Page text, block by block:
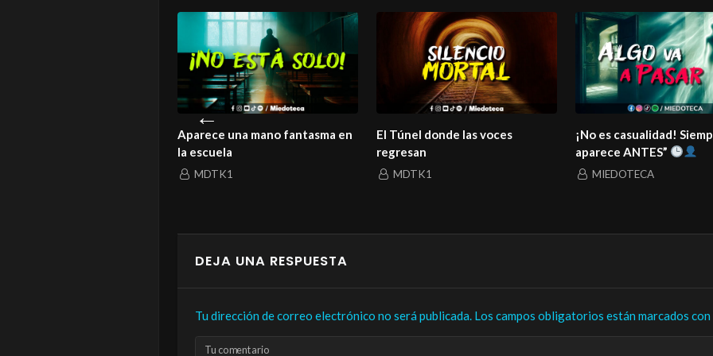
Aparece una mano fantasma en
la escuela
MDTK1
El Túnel donde las voces
regresan
MDTK1
¡No es casualidad!
aparece ANTES”
MIEDOTECA
DEJA UNA RESPUESTA
Tu dirección de correo electrónico no será publicada. Los campos obligatorios están marcados con
Tu comentario